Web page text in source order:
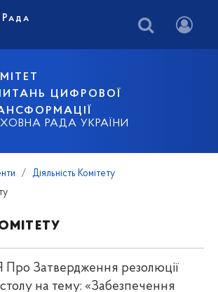
ЦИФРОВОЇ
РАДА УКРАЇНИ
Рада
Діяльність Комітету
Затвердження резолюції
столу на тему: «Забезпечення